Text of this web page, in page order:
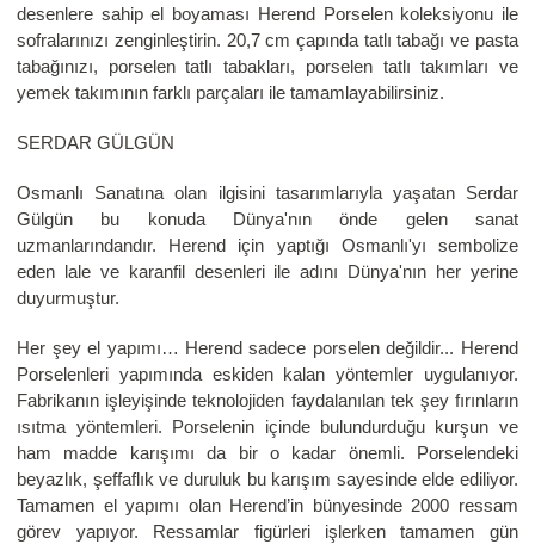
desenlere sahip el boyaması Herend Porselen koleksiyonu ile
sofralarınızı zenginleştirin. 20,7 cm çapında tatlı tabağı ve pasta
tabağınızı, porselen tatlı tabakları, porselen tatlı takımları ve
yemek takımının farklı parçaları ile tamamlayabilirsiniz.
SERDAR GÜLGÜN
Osmanlı Sanatına olan ilgisini tasarımlarıyla yaşatan Serdar
Gülgün bu konuda Dünya'nın önde gelen sanat
uzmanlarındandır. Herend için yaptığı Osmanlı'yı sembolize
eden lale ve karanfil desenleri ile adını Dünya'nın her yerine
duyurmuştur.
Her şey el yapımı… Herend sadece porselen değildir... Herend
Porselenleri yapımında eskiden kalan yöntemler uygulanıyor.
Fabrikanın işleyişinde teknolojiden faydalanılan tek şey fırınların
ısıtma yöntemleri. Porselenin içinde bulundurduğu kurşun ve
ham madde karışımı da bir o kadar önemli. Porselendeki
beyazlık, şeffaflık ve duruluk bu karışım sayesinde elde ediliyor.
Tamamen el yapımı olan Herend’in bünyesinde 2000 ressam
görev yapıyor. Ressamlar figürleri işlerken tamamen gün